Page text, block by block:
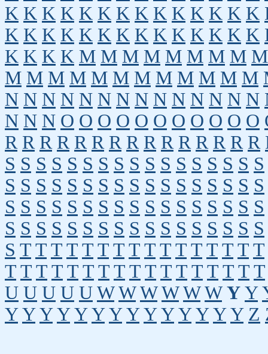
K K K K K K K K K K K K K K
K K K K K K K K K K K K K K
K K K K M M M M M M M M M
M M M M M M M M M M M M
N N N N N N N N N N N N N N
N N N O O O O O O O O O O O
R R R R R R R R R R R R R R R
S S S S S S S S S S S S S S S S S
S S S S S S S S S S S S S S S S S
S S S S S S S S S S S S S S S S S
S S S S S S S S S S S S S S S S S
S T T T T T T T T T T T T T T T T
T T T T T T T T T T T T T T T T T
U U U U U W W W W W W Y Y
Y Y Y Y Y Y Y Y Y Y Y Y Y Y Z